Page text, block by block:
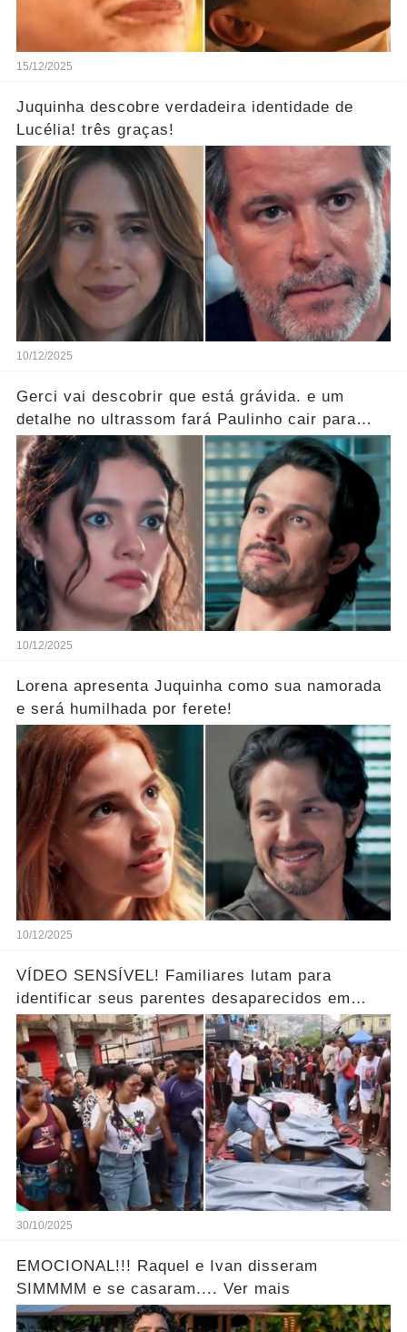
15/12/2025
Juquinha descobre verdadeira identidade de
Lucélia! três graças!
10/12/2025
Gerci vai descobrir que está grávida. e um
detalhe no ultrassom fará Paulinho cair para
trás!
10/12/2025
Lorena apresenta Juquinha como sua namorada
e será humilhada por ferete!
10/12/2025
VÍDEO SENSÍVEL! Familiares lutam para
identificar seus parentes desaparecidos em
meio aos corpos ao horror… Ver mais!
30/10/2025
EMOCIONAL!!! Raquel e Ivan disseram
SIMMMM e se casaram.... Ver mais